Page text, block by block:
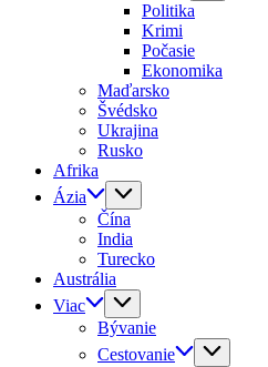
Politika
Krimi
Počasie
Ekonomika
Maďarsko
Švédsko
Ukrajina
Rusko
Afrika
Ázia
Čína
India
Turecko
Austrália
Viac
Bývanie
Cestovanie